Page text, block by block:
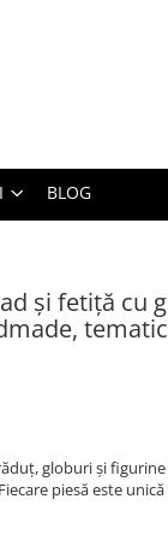
BLOG
și fetiță cu
globuri și
piesă este